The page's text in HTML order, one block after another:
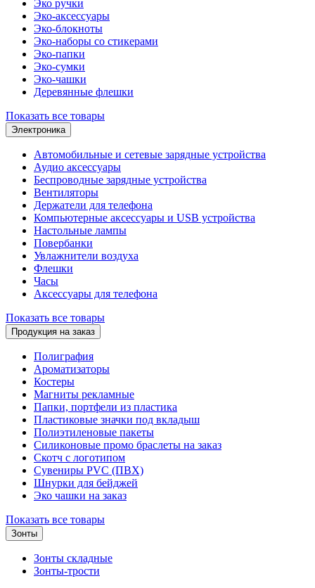
Эко ручки
Эко-аксессуары
Эко-блокноты
Эко-наборы со стикерами
Эко-папки
Эко-сумки
Эко-чашки
Деревянные флешки
Показать все товары
Электроника
Автомобильные и сетевые зарядные устройства
Аудио аксессуары
Беспроводные зарядные устройства
Вентиляторы
Держатели для телефона
Компьютерные аксессуары и USB устройства
Настольные лампы
Повербанки
Увлажнители воздуха
Флешки
Часы
Аксессуары для телефона
Показать все товары
Продукция на заказ
Полиграфия
Ароматизаторы
Костеры
Магниты рекламные
Папки, портфели из пластика
Пластиковые значки под вкладыш
Полиэтиленовые пакеты
Силиконовые промо браслеты на заказ
Скотч с логотипом
Сувениры PVC (ПВХ)
Шнурки для бейджей
Эко чашки на заказ
Показать все товары
Зонты
Зонты складные
Зонты-трости